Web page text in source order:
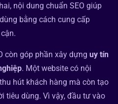
nội dung chuẩn SEO giúp
bằng cách cung cấp
còn góp phần xây dựng uy tín
. Một website có nội
hút khách hàng mà còn tạo
tiêu dùng. Vì vậy, đầu tư vào